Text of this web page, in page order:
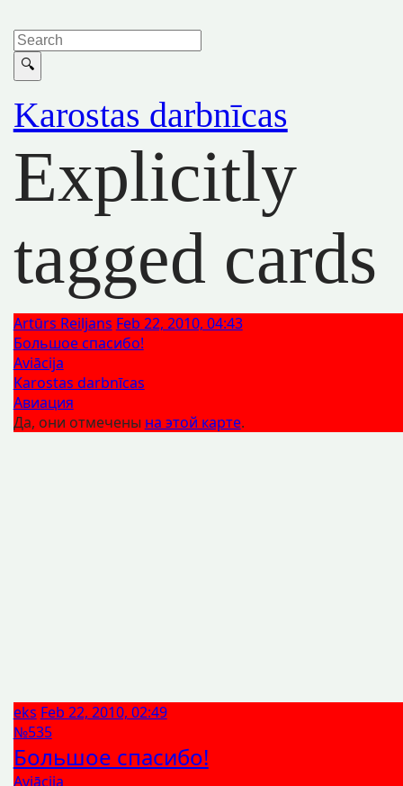
Karostas darbnīcas
Explicitly
tagged cards
Artūrs Reiljans Feb 22, 2010, 04:43
Большое спасибо!
Aviācija
Karostas darbnīcas
Авиация
Да, они отмечены на этой карте.
eks Feb 22, 2010, 02:49
№535
Большое спасибо!
Aviācija